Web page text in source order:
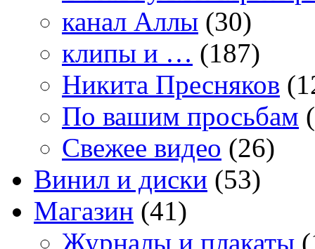
канал Аллы (30)
клипы и … (187)
Никита Пресняков
По вашим просьбам
Свежее видео (26)
Винил и диски (53)
Магазин (41)
Журналы и плакаты